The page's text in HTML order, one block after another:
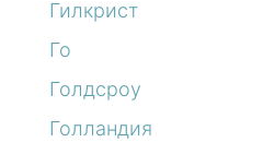
Гилкрист
Го
Голдсроу
Голландия